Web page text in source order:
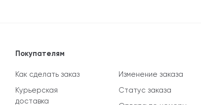
Покупателям
Как сделать заказ
Курьерская
доставка
Изменение заказа
Статус заказа